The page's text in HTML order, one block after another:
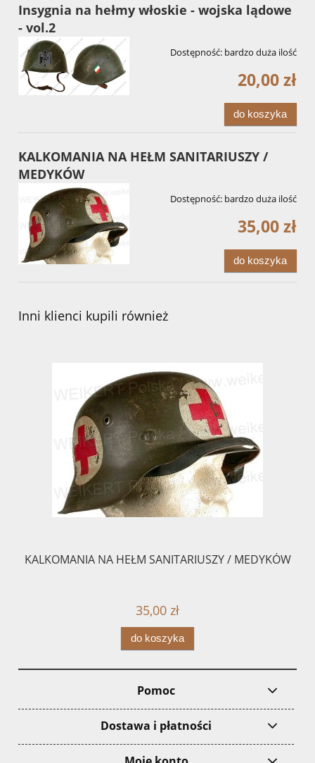
Insygnia na hełmy włoskie - wojska lądowe
- vol.2
Dostępność: bardzo duża ilość
20,00 zł
do koszyka
KALKOMANIA NA HEŁM SANITARIUSZY /
MEDYKÓW
Dostępność: bardzo duża ilość
35,00 zł
do koszyka
Inni klienci kupili również
KALKOMANIA NA HEŁM SANITARIUSZY / MEDYKÓW
35,00 zł
do koszyka
Pomoc
Dostawa i płatności